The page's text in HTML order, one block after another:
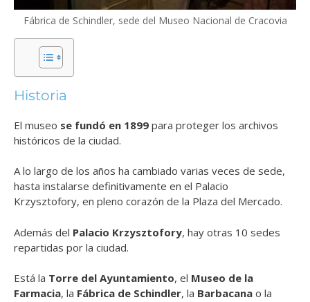
Fábrica de Schindler, sede del Museo Nacional de Cracovia
Historia
El museo se fundó en 1899 para proteger los archivos
históricos de la ciudad.
A lo largo de los años ha cambiado varias veces de sede,
hasta instalarse definitivamente en el Palacio
Krzysztofory, en pleno corazón de la Plaza del Mercado.
Además del Palacio Krzysztofory, hay otras 10 sedes
repartidas por la ciudad.
Está la Torre del Ayuntamiento, el Museo de la
Farmacia, la Fábrica de Schindler, la Barbacana o la